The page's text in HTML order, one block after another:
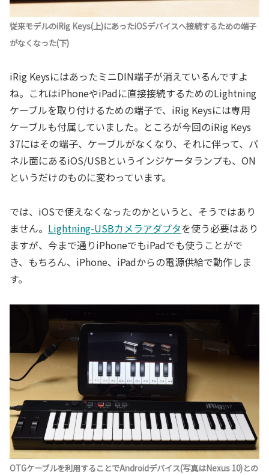
従来モデルのiRig Keys(上)にあったiOSデバイスへ接続するための端子
がなくなった(下)
iRig KeysにはあったミニDIN端子が消えているんですよ
ね。これはiPhoneやiPadに直接接続するためのLightning
ケーブルを取り付けるための端子で、iRig Keysには専用
ケーブルも付属していました。ところが今回のiRig Keys
37にはその端子、ケーブルがなくなり、それに伴って、パ
ネル面にあるiOS/USBというインジケータランプも、ON
というだけのものに変わっています。
では、iOSで使えなくなったのかというと、そうではあり
ません。 Lightning-USBカメラアダプタを使う必要はあり
ますが、今まで通りiPhoneでもiPadでも使うことがで
き、もちろん、iPhone、iPadからの電源供給で動作しま
す。
OTGケーブルを利用することでAndroidデバイス(写真はNexus 10)との